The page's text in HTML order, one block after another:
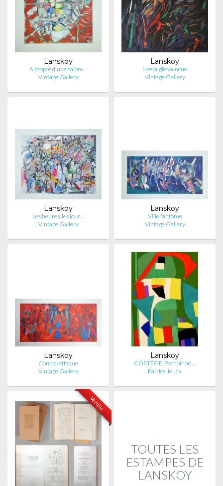
Lanskoy
A propos d'une calom…
Vintage Gallery
Lanskoy
Nostalgie vaincue
Vintage Gallery
Lanskoy
Les heures, les jour…
Vintage Gallery
Lanskoy
Ville fantôme
Vintage Gallery
Lanskoy
Contre-attaque
Vintage Gallery
Lanskoy
CORTÈGE. Pochoir ori…
Patrice Jeudy
Vendu
TOUTES LES
ESTAMPES DE
LANSKOY